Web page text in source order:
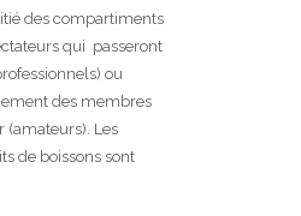
des compartiments
qui passeront
ou
des membres
(amateurs). Les
de boissons sont